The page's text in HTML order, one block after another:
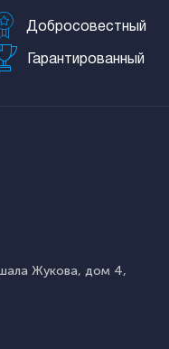
Добросовестный
Гарантированный
Жукова, дом 4,